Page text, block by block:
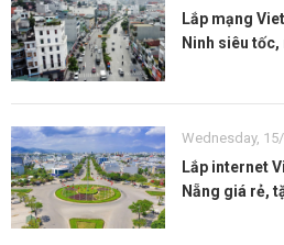
Lắp mạng
Ninh siêu
Wednesday,
Lắp internet
Nẵng giá rẻ,